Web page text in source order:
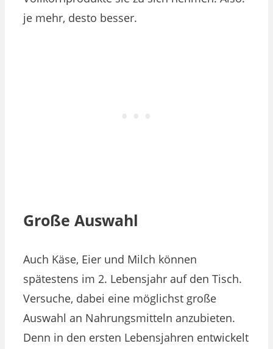
je mehr, desto besser.
Große Auswahl
Auch Käse, Eier und Milch können
spätestens im 2. Lebensjahr auf den Tisch.
Versuche, dabei eine möglichst große
Auswahl an Nahrungsmitteln anzubieten.
Denn in den ersten Lebensjahren entwickelt